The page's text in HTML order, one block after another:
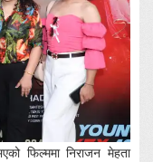
फिल्ममा निराजन मेहता